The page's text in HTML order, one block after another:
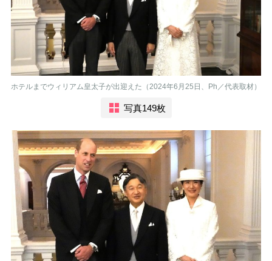
ホテルまでウィリアム皇太子が出迎えた（2024年6月25日、Ph／代表取材）
写真149枚